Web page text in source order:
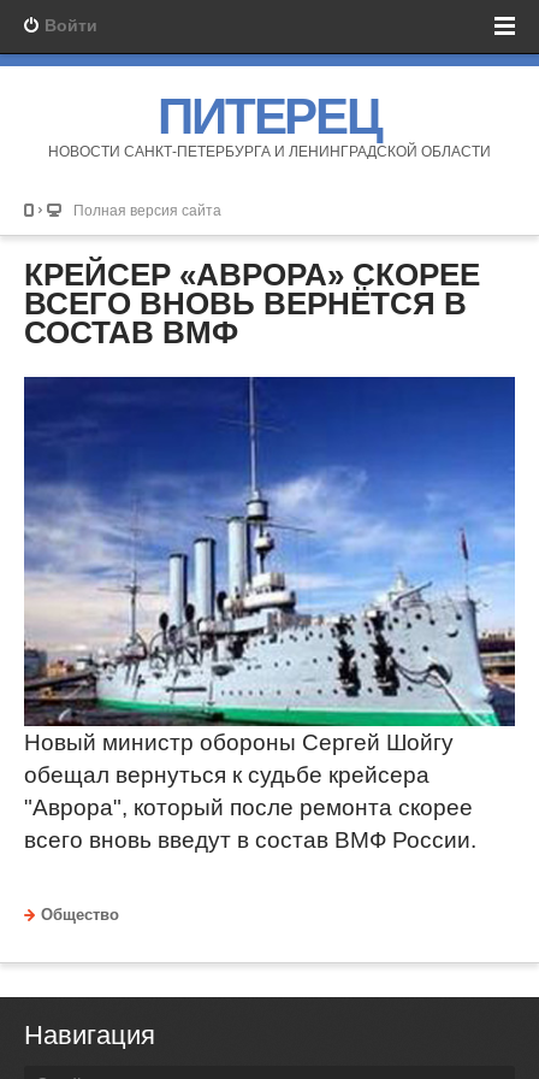
Войти
ПИТЕРЕЦ
НОВОСТИ САНКТ-ПЕТЕРБУРГА И ЛЕНИНГРАДСКОЙ ОБЛАСТИ
Полная версия сайта
КРЕЙСЕР «АВРОРА» СКОРЕЕ
ВСЕГО ВНОВЬ ВЕРНЁТСЯ В
СОСТАВ ВМФ
Новый министр обороны Сергей Шойгу
обещал вернуться к судьбе крейсера
"Аврора", который после ремонта скорее
всего вновь введут в состав ВМФ России.
Общество
Навигация